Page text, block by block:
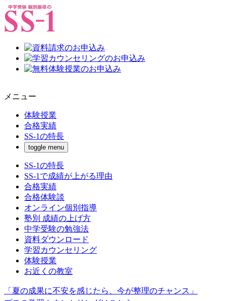
メニュー
体験授業
合格実績
SS-1の特長
toggle menu
SS-1の特長
SS-1で成績が上がる理由
合格実績
合格体験談
オンライン個別指導
塾別 成績の上げ方
中学受験の勉強法
資料ダウンロード
学習カウンセリング
体験授業
お近くの教室
「夏の成果に不安を感じたら、今が整理のチャンス」